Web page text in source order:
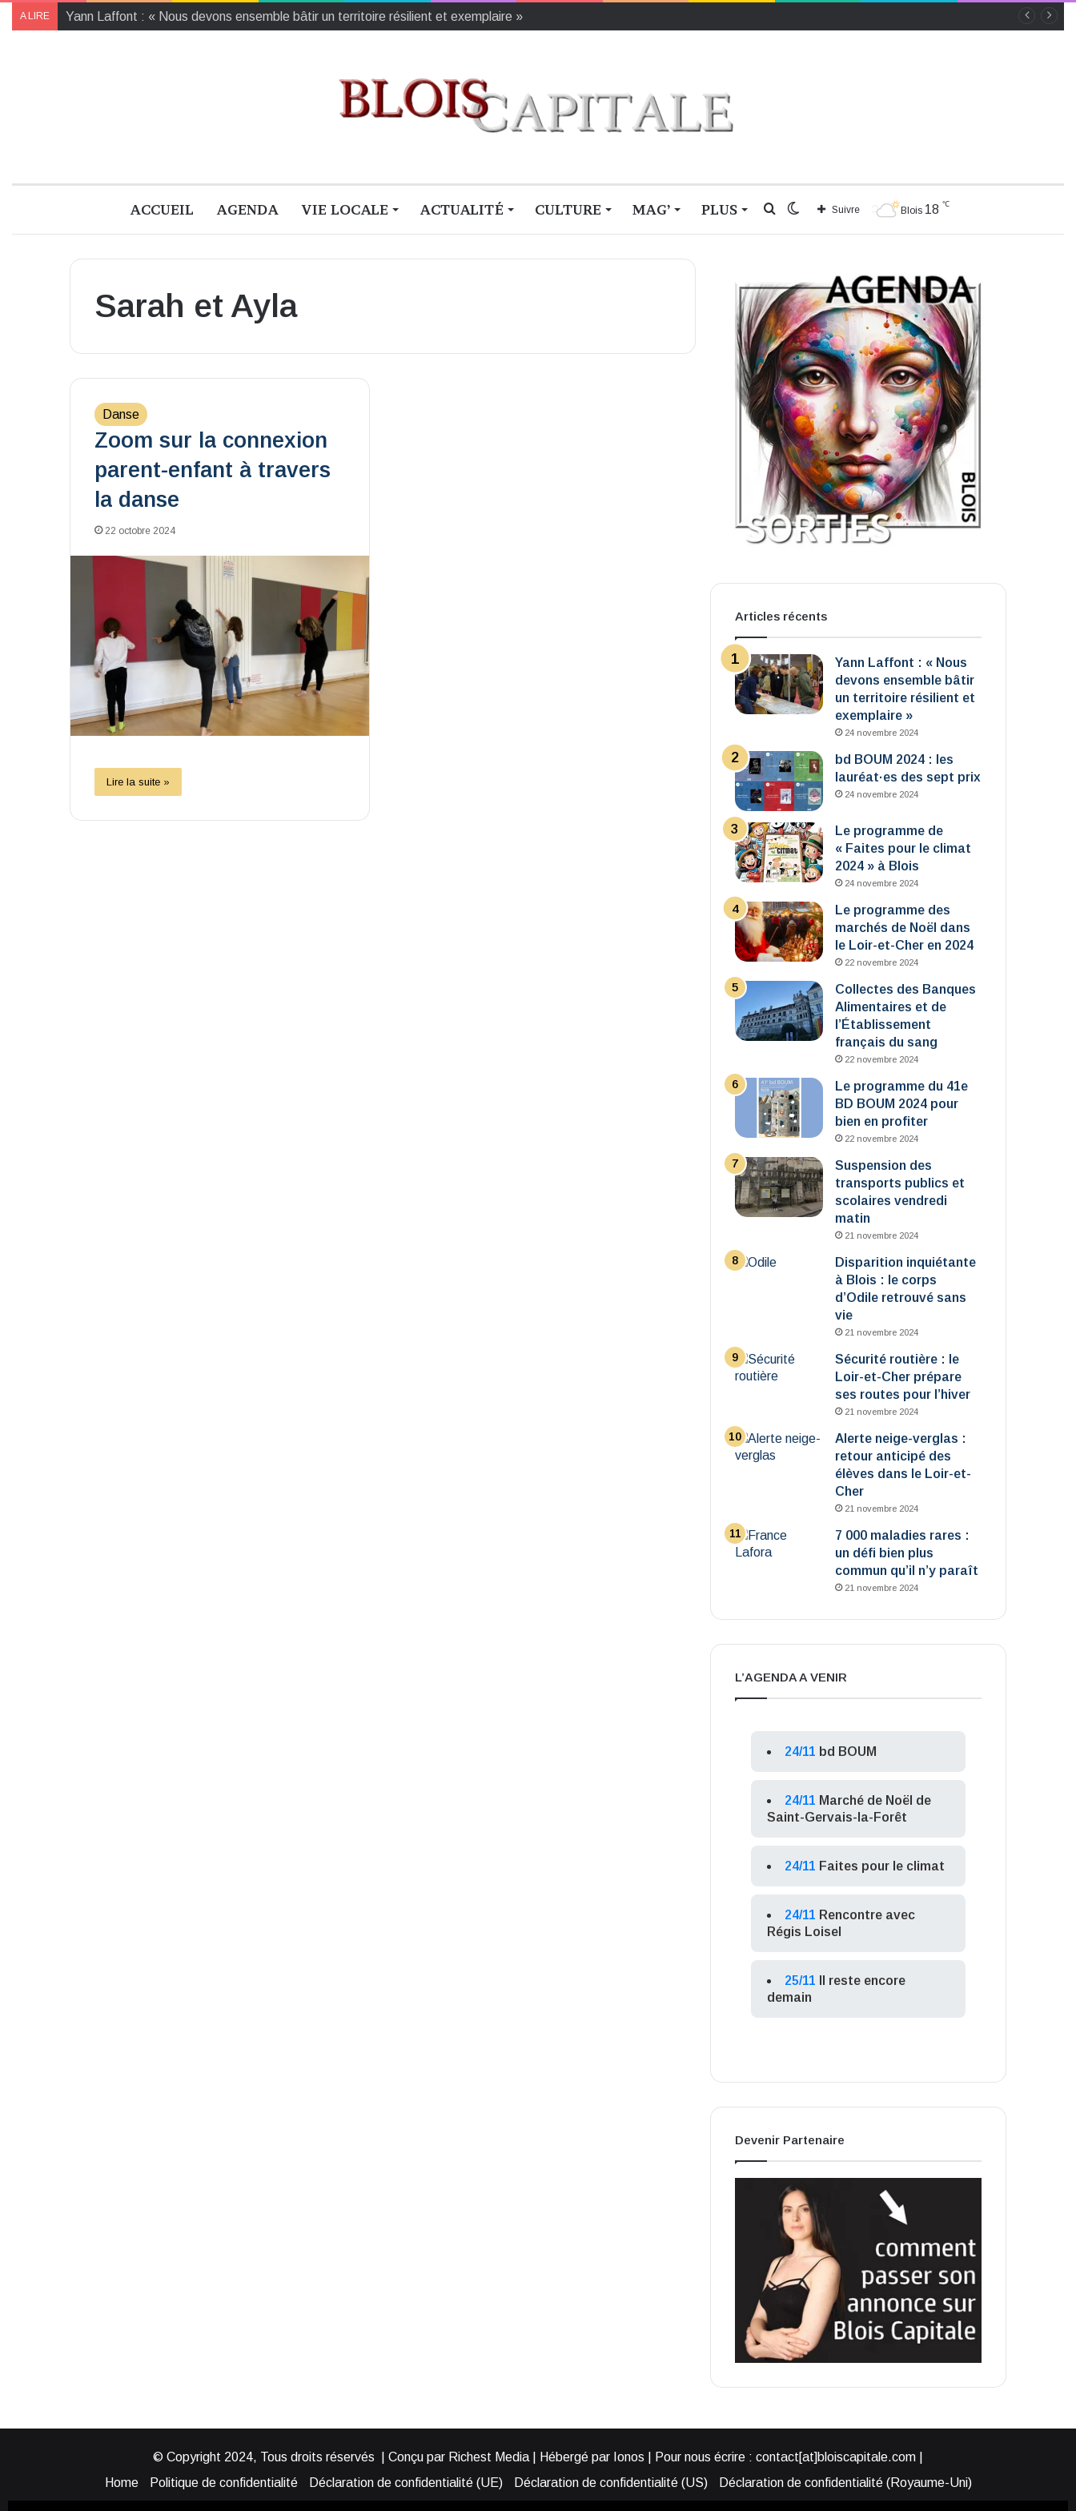
A LIRE Yann Laffont : « Nous devons ensemble bâtir un territoire résilient et exemplaire »
ACCUEIL AGENDA VIE LOCALE ACTUALITÉ CULTURE MAG’ PLUS Blois 18 ℃
Suivre
Switch
Rechercher
Sarah et Ayla
Danse
Zoom sur la connexion
parent-enfant à travers
la danse
22 octobre 2024
Lire la suite »
Articles récents
Yann Laffont : « Nous
devons ensemble bâtir
un territoire résilient et
exemplaire »
24 novembre 2024
bd BOUM 2024 : les
lauréat·es des sept prix
24 novembre 2024
Le programme de
« Faites pour le climat
2024 » à Blois
24 novembre 2024
Le programme des
marchés de Noël dans
le Loir-et-Cher en 2024
22 novembre 2024
Collectes des Banques
Alimentaires et de
l’Établissement
français du sang
22 novembre 2024
Le programme du 41e
BD BOUM 2024 pour
bien en profiter
22 novembre 2024
Suspension des
transports publics et
scolaires vendredi
matin
21 novembre 2024
Disparition inquiétante
à Blois : le corps
d’Odile retrouvé sans
vie
21 novembre 2024
Sécurité routière : le
Loir-et-Cher prépare
ses routes pour l’hiver
21 novembre 2024
Alerte neige-verglas :
retour anticipé des
élèves dans le Loir-et-
Cher
21 novembre 2024
7 000 maladies rares :
un défi bien plus
commun qu’il n’y paraît
21 novembre 2024
L’AGENDA A VENIR
24/11 bd BOUM
24/11 Marché de Noël de
Saint-Gervais-la-Forêt
24/11 Faites pour le climat
24/11 Rencontre avec
Régis Loisel
25/11
Il reste encore
demain
Devenir Partenaire
© Copyright 2024, Tous droits réservés | Conçu par Richest Media | Hébergé par Ionos | Pour nous écrire : contact[at]bloiscapitale.com |
Home
Politique de confidentialité Déclaration de confidentialité (UE) Déclaration de confidentialité (US)
Déclaration de confidentialité (Royaume-Uni)